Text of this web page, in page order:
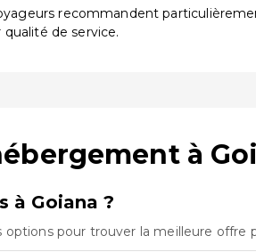
recommandent
de service.
à
à Goiana ?
pour trouver la meilleure offre